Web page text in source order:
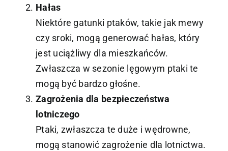
Hałas
Niektóre gatunki ptaków, takie jak mewy
czy sroki, mogą generować hałas, który
jest uciążliwy dla mieszkańców.
Zwłaszcza w sezonie lęgowym ptaki te
mogą być bardzo głośne.
Zagrożenia dla bezpieczeństwa
lotniczego
Ptaki, zwłaszcza te duże i wędrowne,
mogą stanowić zagrożenie dla lotnictwa.